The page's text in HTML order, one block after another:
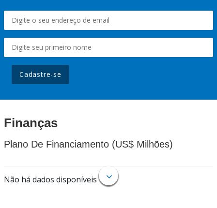
Cadastre-se
Finanças
Plano De Financiamento (US$ Milhões)
Não há dados disponíveis